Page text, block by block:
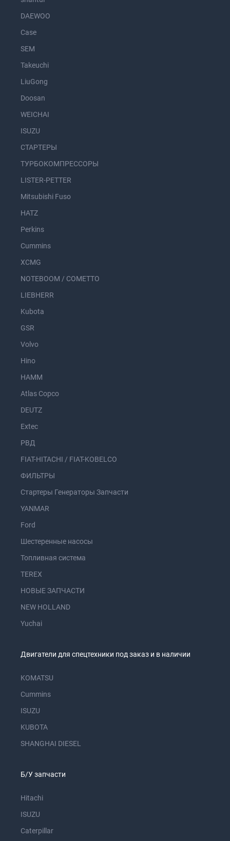
DAEWOO
Case
SEM
Takeuchi
LiuGong
Doosan
WEICHAI
ISUZU
СТАРТЕРЫ
ТУРБОКОМПРЕССОРЫ
LISTER-PETTER
Mitsubishi Fuso
HATZ
Perkins
Cummins
XCMG
NOTEBOOM / COMETTO
LIEBHERR
Kubota
GSR
Volvo
Hino
HAMM
Atlas Copco
DEUTZ
Extec
РВД
FIAT-HITACHI / FIAT-KOBELCO
ФИЛЬТРЫ
Стартеры Генераторы Запчасти
YANMAR
Ford
Шестеренные насосы
Топливная система
TEREX
НОВЫЕ ЗАПЧАСТИ
NEW HOLLAND
Yuchai
Двигатели для спецтехники под заказ и в наличии
KOMATSU
Cummins
ISUZU
KUBOTA
SHANGHAI DIESEL
Б/У запчасти
Hitachi
ISUZU
Caterpillar